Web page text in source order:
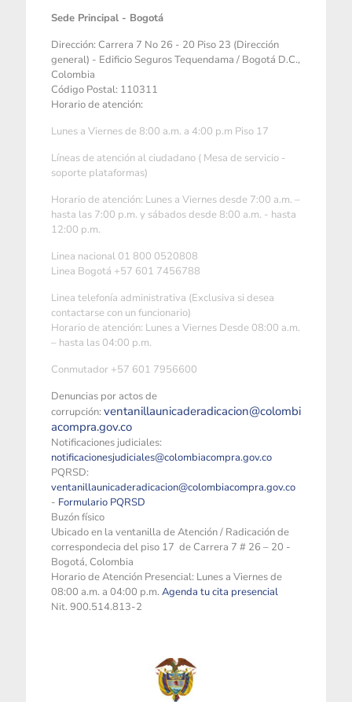
Sede Principal - Bogotá
Dirección: Carrera 7 No 26 - 20 Piso 23 (Dirección
general) - Edificio Seguros Tequendama / Bogotá D.C.,
Colombia
Código Postal: 110311
Horario de atención:
Lunes a Viernes de 8:00 a.m. a 4:00 p.m Piso 17
Líneas de atención al ciudadano ( Mesa de servicio -
soporte plataformas)
Horario de atención: Lunes a Viernes desde 7:00 a.m. –
hasta las 7:00 p.m. y sábados desde 8:00 a.m. - hasta
12:00 p.m.
Linea nacional 01 800 0520808
Linea Bogotá +57 601 7456788
Linea telefonía administrativa (Exclusiva si desea
contactarse con un funcionario)
Horario de atención: Lunes a Viernes Desde 08:00 a.m.
– hasta las 04:00 p.m.
Conmutador +57 601 7956600
Denuncias por actos de
corrupción: ventanillaunicaderadicacion@colombi
acompra.gov.co
Notificaciones judiciales:
notificacionesjudiciales@colombiacompra.gov.co
PQRSD:
ventanillaunicaderadicacion@colombiacompra.gov.co
- Formulario PQRSD
Buzón físico
Ubicado en la ventanilla de Atención / Radicación de
correspondecia del piso 17 de Carrera 7 # 26 – 20 -
Bogotá, Colombia
Horario de Atención Presencial: Lunes a Viernes de
08:00 a.m. a 04:00 p.m. Agenda tu cita presencial
Nit. 900.514.813-2